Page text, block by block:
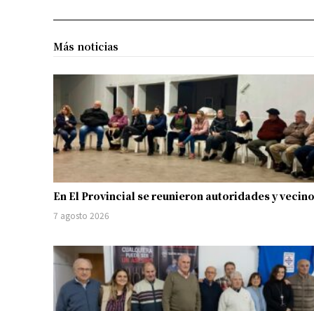
Más noticias
En El Provincial se reunieron autoridades y
7 agosto 2026